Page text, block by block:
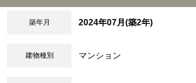
築年月 2024年07月(築2年)
建物種別 マンション